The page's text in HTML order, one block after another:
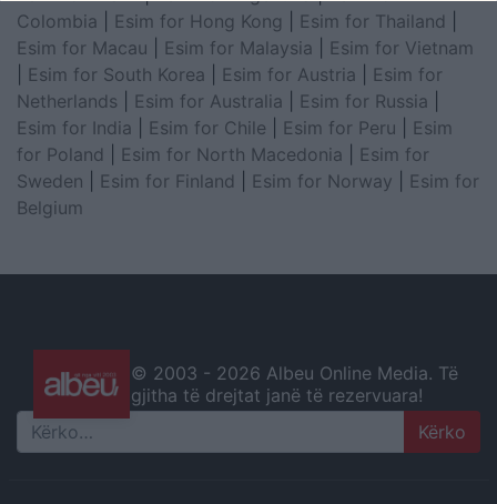
Colombia
Esim for Hong Kong Esim for Thailand
Esim for Macau
Esim for Malaysia
Esim for Vietnam
Esim for South Korea Esim for Austria
Esim for
Netherlands
Esim for Australia Esim for Russia
Esim for India
Esim for Chile Esim for Peru
Esim
for Poland
Esim for North Macedonia
Esim for
Sweden
Esim for Finland Esim for Norway
Esim for
Belgium
© 2003 - 2026 Albeu Online Media. Të
gjitha të drejtat janë të rezervuara!
Search